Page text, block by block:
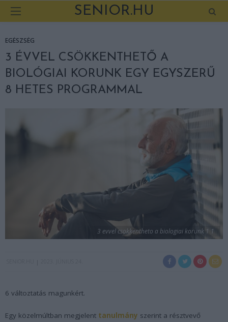
SENIOR.HU
EGÉSZSÉG
3 ÉVVEL CSÖKKENTHETŐ A
BIOLÓGIAI KORUNK EGY EGYSZERŰ
8 HETES PROGRAMMAL
3 evvel csokkentheto a biologiai korunk 1 1
6 változtatás magunkért.
Egy közelmúltban megjelent tanulmány szerint a résztvevő